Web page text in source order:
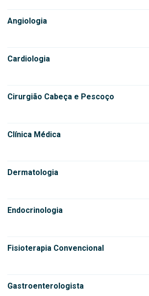
Angiologia
Cardiologia
Cirurgião Cabeça e Pescoço
Clínica Médica
Dermatologia
Endocrinologia
Fisioterapia Convencional
Gastroenterologista